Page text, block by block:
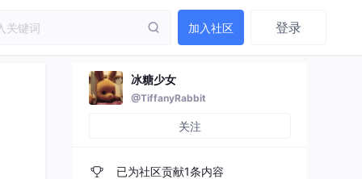
加入社区 登录
冰糖少女
@TiffanyRabbit
关注
已为社区贡献1条内容